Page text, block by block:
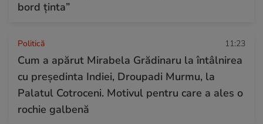
bord ţinta”
Politică 11:23
Cum a apărut Mirabela Grădinaru la întâlnirea
cu președinta Indiei, Droupadi Murmu, la
Palatul Cotroceni. Motivul pentru care a ales o
rochie galbenă